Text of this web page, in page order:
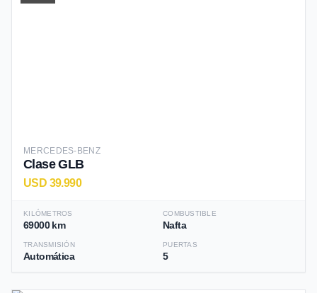
MERCEDES-BENZ
Clase GLB
USD 39.990
KILÓMETROS
69000 km
COMBUSTIBLE
Nafta
TRANSMISIÓN
Automática
PUERTAS
5